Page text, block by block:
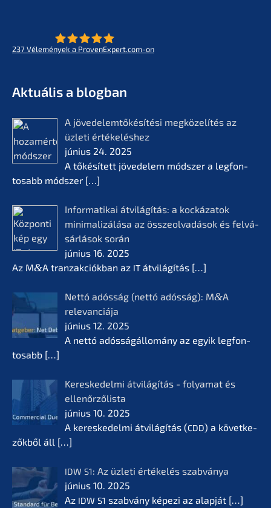
237 Vélemé­ny­ek a ProvenExpert.com-on
Aktuá­lis a blogban
A jövedelem­tőké­sí­té­si megkö­ze­lí­tés az
üzleti értékelés­hez
június 24. 2025
A tőkésí­tett jövede­lem módszer a legfon­
tosabb módszer […]
Infor­ma­ti­kai átvilá­gí­tás: a kocká­z­a­tok
minima­li­zá­lá­sa az összeol­va­dá­sok és felvá­
sár­lá­sok során
június 16. 2025
Az M&A tranzak­ciók­ban az IT átvilá­gí­tás […]
Nettó adósság (nettó adósság): M&A
relevan­ciá­ja
június 12. 2025
A nettó adóssá­gál­lomá­ny az egyik legfon­
tosabb […]
Keres­ke­del­mi átvilá­gí­tás - folyamat és
ellenőr­ző­lis­ta
június 10. 2025
A keres­ke­del­mi átvilá­gí­tás (CDD) a követ­ke­
zők­ből áll […]
IDW S1: Az üzleti értékelés szabvá­nya
június 10. 2025
Az IDW S1 szabvá­ny képezi az alapját […]